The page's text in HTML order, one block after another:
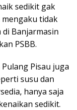
sedikit gak
mengaku tidak
Banjarmasin
PSBB.
Pisau juga
susu dan
hanya saja
sedikit.